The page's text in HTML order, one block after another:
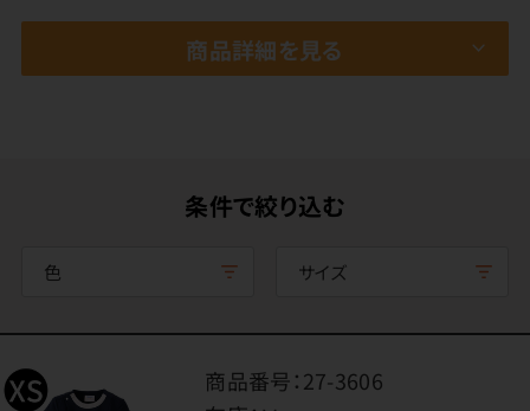
商品詳細を見る
条件で絞り込む
色 サイズ
商品番号：27-3606